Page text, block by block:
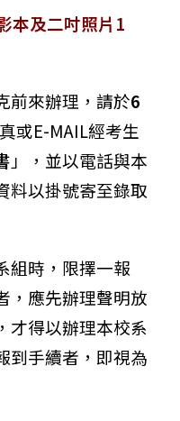
本及二吋照片1
前來辦理，請於6
或E-MAIL經考生
」，並以電話與本
料以掛號寄至錄取
組時，限擇一報
，應先辦理聲明放
才得以辦理本校系
到手續者，即視為